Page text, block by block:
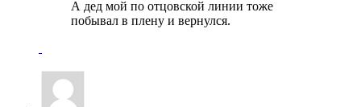
А дед мой по отцовской линии тоже
побывал в плену и вернулся.